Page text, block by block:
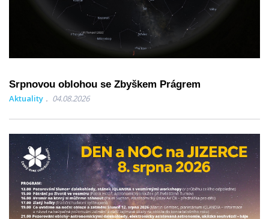
Srpnovou oblohou se Zbyškem Prágrem
Aktuality 04.08.2026